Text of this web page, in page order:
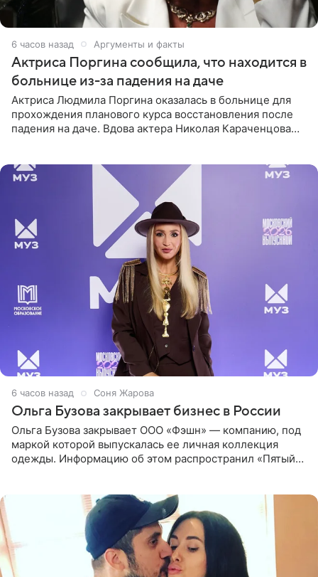
6 часов назад Аргументы и факты
Актриса Поргина сообщила, что находится в
больнице из-за падения на даче
Актриса Людмила Поргина оказалась в больнице для
прохождения планового курса восстановления после
падения на даче. Вдова актера Николая Караченцова
6 часов назад Соня Жарова
Ольга Бузова закрывает бизнес в России
Ольга Бузова закрывает ООО «Фэшн» — компанию, под
маркой которой выпускалась ее личная коллекция
одежды. Информацию об этом распространил «Пятый